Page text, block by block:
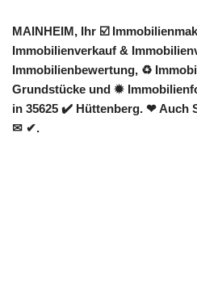
MAINHEIM, Ihr ☑️
Immobilienverkauf &
Immobilienbewertung, ♻
Grundstücke und ✹
in 35625 ✔️ Hüttenberg. ❤ Auch
✉ ✔.